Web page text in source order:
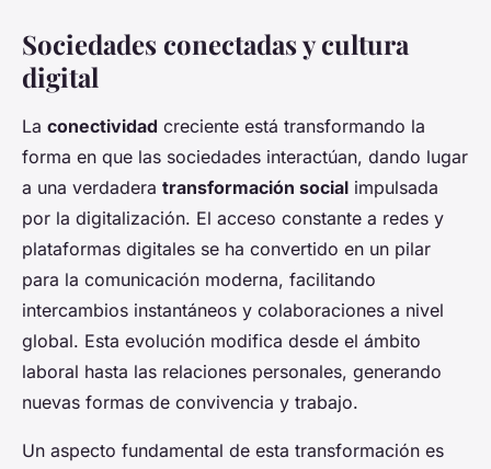
Sociedades conectadas y cultura
digital
La conectividad creciente está transformando la
forma en que las sociedades interactúan, dando lugar
a una verdadera transformación social impulsada
por la digitalización. El acceso constante a redes y
plataformas digitales se ha convertido en un pilar
para la comunicación moderna, facilitando
intercambios instantáneos y colaboraciones a nivel
global. Esta evolución modifica desde el ámbito
laboral hasta las relaciones personales, generando
nuevas formas de convivencia y trabajo.
Un aspecto fundamental de esta transformación es